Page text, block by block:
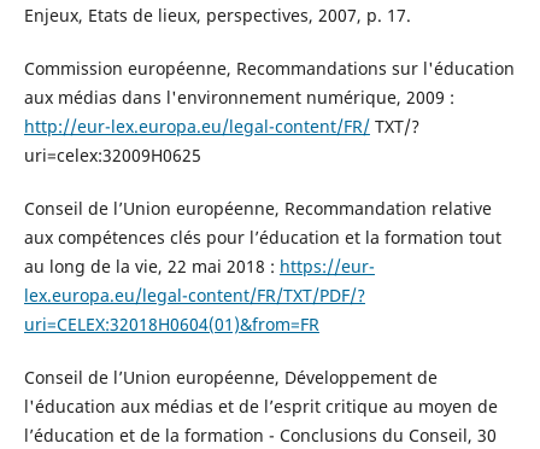
Enjeux, Etats de lieux, perspectives, 2007, p. 17.
Commission européenne, Recommandations sur l'éducation
aux médias dans l'environnement numérique, 2009 :
http://eur-lex.europa.eu/legal-content/FR/TXT/?
uri=celex:32009H0625
Conseil de l’Union européenne, Recommandation relative
aux compétences clés pour l’éducation et la formation tout
au long de la vie, 22 mai 2018 : https://eur-
lex.europa.eu/legal-content/FR/TXT/PDF/?
uri=CELEX:32018H0604(01)&from=FR
Conseil de l’Union européenne, Développement de
l'éducation aux médias et de l’esprit critique au moyen de
l’éducation et de la formation - Conclusions du Conseil, 30